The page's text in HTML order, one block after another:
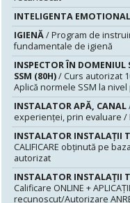
INTELIGENTA
IGIENĂ/ Program de
fundamentale de igienă
INSPECTOR ÎN
SSM (80H)/ Curs autorizat
Aplică normele SSM la
INSTALATOR APĂ, CANAL
experienței, prin evaluare /
INSTALATOR INSTALAȚII
CALIFICARE obținută pe
autorizat
INSTALATOR INSTALAŢII
Calificare ONLINE +
recunoscut/Autorizare